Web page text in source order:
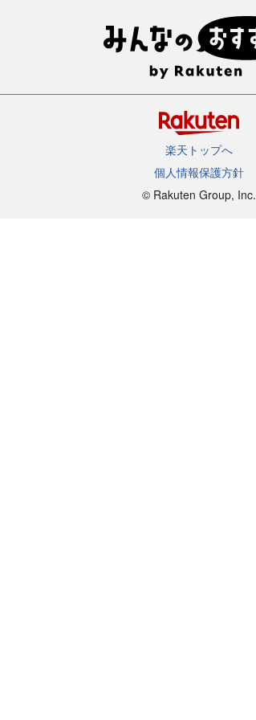
楽天トップへ
個人情報保護方針
©︎ Rakuten Group, Inc.